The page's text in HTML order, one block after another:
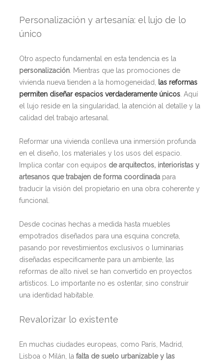
Personalización y artesanía: el lujo de lo
único
Otro aspecto fundamental en esta tendencia es la
personalización . Mientras que las promociones de
vivienda nueva tienden a la homogeneidad,
las reformas
permiten diseñar espacios verdaderamente únicos . Aquí
el lujo reside en la singularidad, la atención al detalle y la
calidad del trabajo artesanal.
Reformar una vivienda conlleva una inmersión profunda
en el diseño, los materiales y los usos del espacio.
Implica contar con equipos de arquitectos, interioristas y
artesanos que trabajen de forma coordinada para
traducir la visión del propietario en una obra coherente y
funcional.
Desde cocinas hechas a medida hasta muebles
empotrados diseñados para una esquina concreta,
pasando por revestimientos exclusivos o luminarias
diseñadas específicamente para un ambiente, las
reformas de alto nivel se han convertido en proyectos
artísticos. Lo importante no es ostentar, sino construir
una identidad habitable.
Revalorizar lo existente
En muchas ciudades europeas, como París, Madrid,
Lisboa o Milán, la falta de suelo urbanizable y las